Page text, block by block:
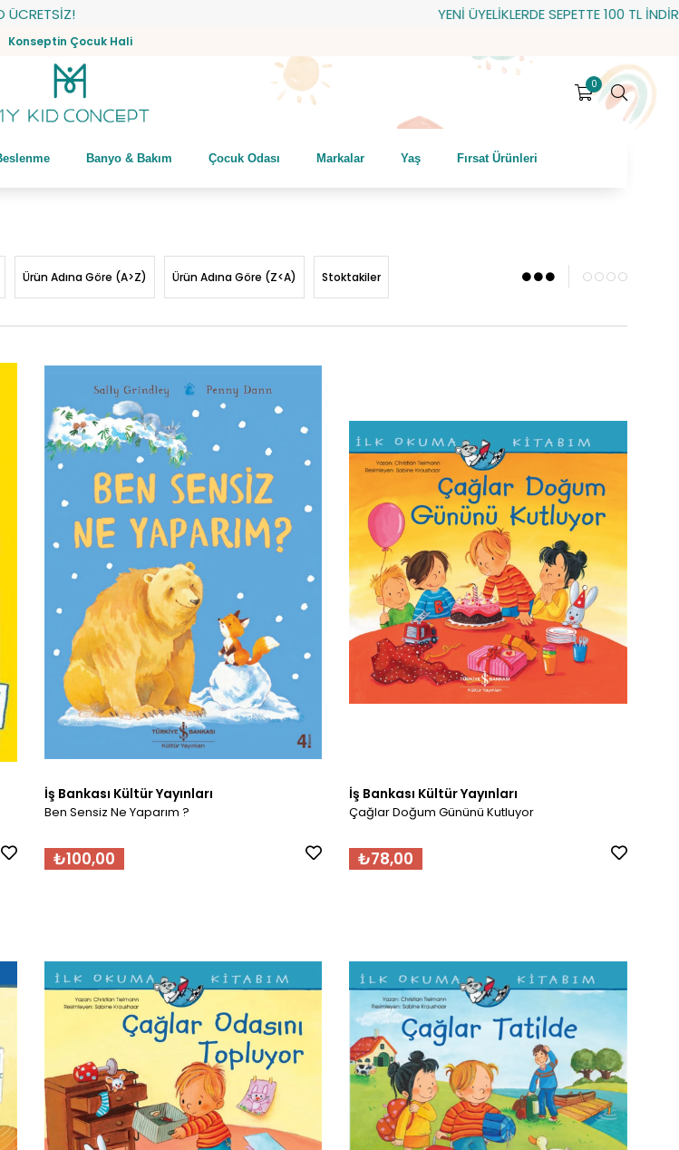
YENİ ÜYELİKLERDE SEPETTE 100 TL İNDİRİM! HEDİYE ÇEKİ:
Konseptin Çocuk Hali
0
Banyo & Bakım Çocuk Odası Markalar Yaş Fırsat Ürünleri
Ürün Adına Göre (A>Z) Ürün Adına Göre (Z<A) Stoktakiler
İş Bankası Kültür Yayınları
Ben Sensiz Ne Yaparım ?
₺100,00
İş Bankası Kültür Yayınları
Çağlar Doğum Gününü Kutluyor
₺78,00